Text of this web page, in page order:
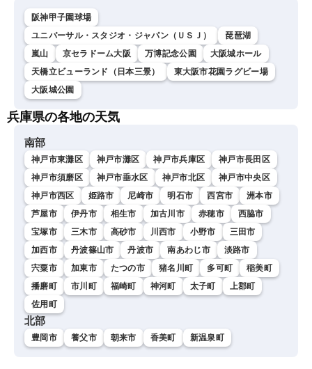
阪神甲子園球場
ユニバーサル・スタジオ・ジャパン（ＵＳＪ）
琵琶湖
嵐山
京セラドーム大阪 万博記念公園
大阪城ホール
天橋立ビューランド（日本三景）
東大阪市花園ラグビー場
大阪城公園
兵庫県の各地の天気
南部
神戸市東灘区 神戸市灘区 神戸市兵庫区
神戸市長田区
神戸市須磨区
神戸市垂水区 神戸市北区
神戸市中央区
神戸市西区
姫路市 尼崎市 明石市 西宮市
洲本市
芦屋市
伊丹市 相生市 加古川市 赤穂市
西脇市
宝塚市
三木市 高砂市 川西市 小野市
三田市
加西市
丹波篠山市 丹波市 南あわじ市
淡路市
宍粟市
加東市 たつの市 猪名川町 多可町
稲美町
播磨町
市川町 福崎町 神河町 太子町
上郡町
佐用町
北部
豊岡市 養父市 朝来市 香美町 新温泉町